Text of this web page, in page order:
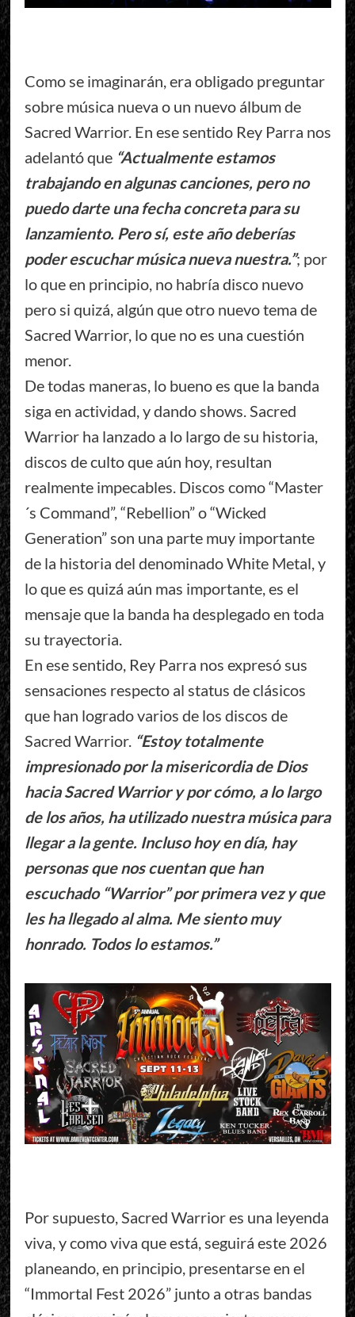
Como se imaginarán, era obligado preguntar
sobre música nueva o un nuevo álbum de
Sacred Warrior. En ese sentido Rey Parra nos
adelantó que “Actualmente estamos
trabajando en algunas canciones, pero no
puedo darte una fecha concreta para su
lanzamiento. Pero sí, este año deberías
poder escuchar música nueva nuestra.”; por
lo que en principio, no habría disco nuevo
pero si quizá, algún que otro nuevo tema de
Sacred Warrior, lo que no es una cuestión
menor.
De todas maneras, lo bueno es que la banda
siga en actividad, y dando shows. Sacred
Warrior ha lanzado a lo largo de su historia,
discos de culto que aún hoy, resultan
realmente impecables. Discos como “Master
´s Command”, “Rebellion” o “Wicked
Generation” son una parte muy importante
de la historia del denominado White Metal, y
lo que es quizá aún mas importante, es el
mensaje que la banda ha desplegado en toda
su trayectoria.
En ese sentido, Rey Parra nos expresó sus
sensaciones respecto al status de clásicos
que han logrado varios de los discos de
Sacred Warrior. “Estoy totalmente
impresionado por la misericordia de Dios
hacia Sacred Warrior y por cómo, a lo largo
de los años, ha utilizado nuestra música para
llegar a la gente. Incluso hoy en día, hay
personas que nos cuentan que han
escuchado “Warrior” por primera vez y que
les ha llegado al alma. Me siento muy
honrado. Todos lo estamos.”
Por supuesto, Sacred Warrior es una leyenda
viva, y como viva que está, seguirá este 2026
planeando, en principio, presentarse en el
“Immortal Fest 2026” junto a otras bandas